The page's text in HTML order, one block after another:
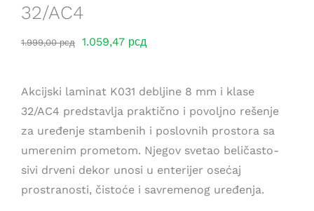
32/AC4
1.999,00рсд
Оригинална
била:
1.999,00 рсд.
1.059,47 рсд
1.059,47 рсд.
Akcijski laminat K031 debljine 8 mm i klase
32/AC4 predstavlja praktično i povoljno rešenje
za uređenje stambenih i poslovnih prostora sa
umerenim prometom. Njegov svetao beličasto-
sivi drveni dekor unosi u enterijer osećaj
prostranosti, čistoće i savremenog uređenja.